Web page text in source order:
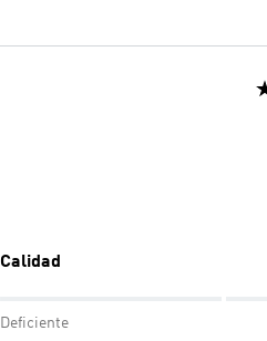
Calidad
Deficiente